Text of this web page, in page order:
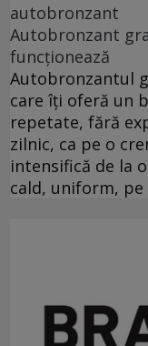
autobronzant
Autobronzant
funcționează
Autobronzantul
care îți oferă un
repetate, fără
zilnic, ca pe o
intensifică de la
cald, uniform,